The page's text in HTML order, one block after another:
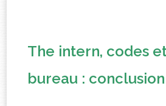
The intern, codes
bureau : conclusion